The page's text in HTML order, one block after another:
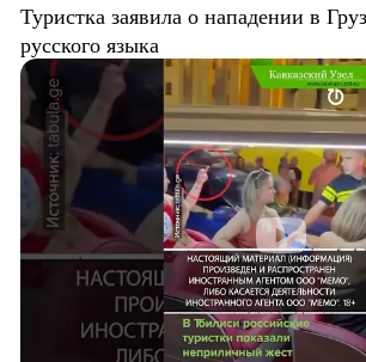
Туристка заявила о нападении в
русского языка